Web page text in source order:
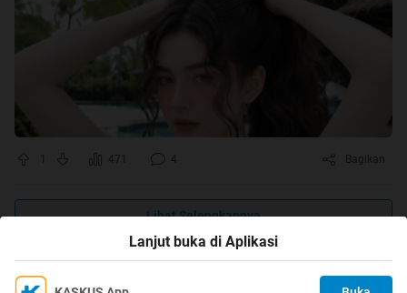
471 4 Bagikan
Lihat Selengkapnya
Lanjut buka di Aplikasi